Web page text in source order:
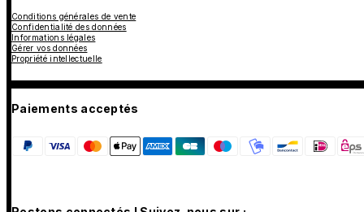
Conditions générales de vente
Confidentialité des données
Informations légales
Gérer vos données
Propriété intellectuelle
Paiements acceptés